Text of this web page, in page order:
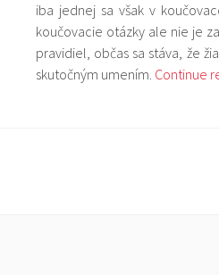
iba jednej sa však v
koučovacie otázky ale nie je
pravidiel, občas sa stáva, že
skutočným umením. Continue